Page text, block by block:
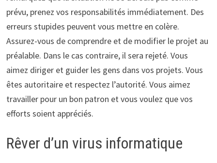
prévu, prenez vos responsabilités immédiatement. Des
erreurs stupides peuvent vous mettre en colère.
Assurez-vous de comprendre et de modifier le projet au
préalable. Dans le cas contraire, il sera rejeté. Vous
aimez diriger et guider les gens dans vos projets. Vous
êtes autoritaire et respectez l’autorité. Vous aimez
travailler pour un bon patron et vous voulez que vos
efforts soient appréciés.
Rêver d’un virus informatique